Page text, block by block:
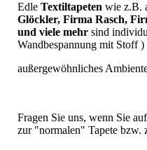
Edle Textiltapeten wie z.B.
Glöckler, Firma Rasch,
und viele mehr sind
Wandbespannung mit Stoff
außergewöhnliches
Fragen Sie uns, wenn Sie
zur "normalen" Tapete bzw.